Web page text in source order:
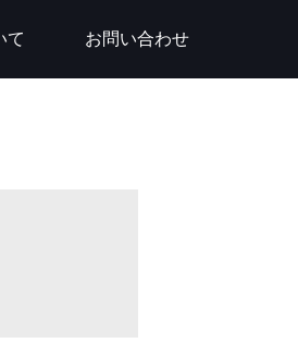
て お問い合わせ